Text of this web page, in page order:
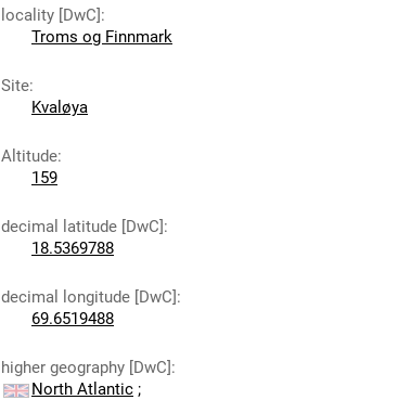
locality [DwC]:
Troms og Finnmark
Site:
Kvaløya
Altitude:
159
decimal latitude [DwC]:
18.5369788
decimal longitude [DwC]:
69.6519488
higher geography [DwC]:
North Atlantic ;